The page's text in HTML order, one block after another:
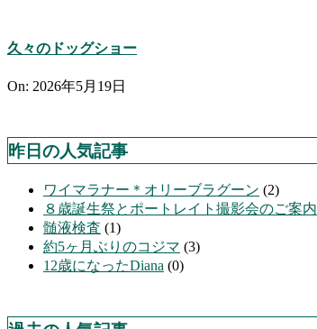
久々のドッグショー
On: 2026年5月19日
昨日の人気記事
ワイマラナー＊オリーブラグーン (2)
８歳誕生祭とポートレイト撮影会のご案内
髄液検査 (1)
約5ヶ月ぶりのコジマ (3)
12歳になったDiana (0)